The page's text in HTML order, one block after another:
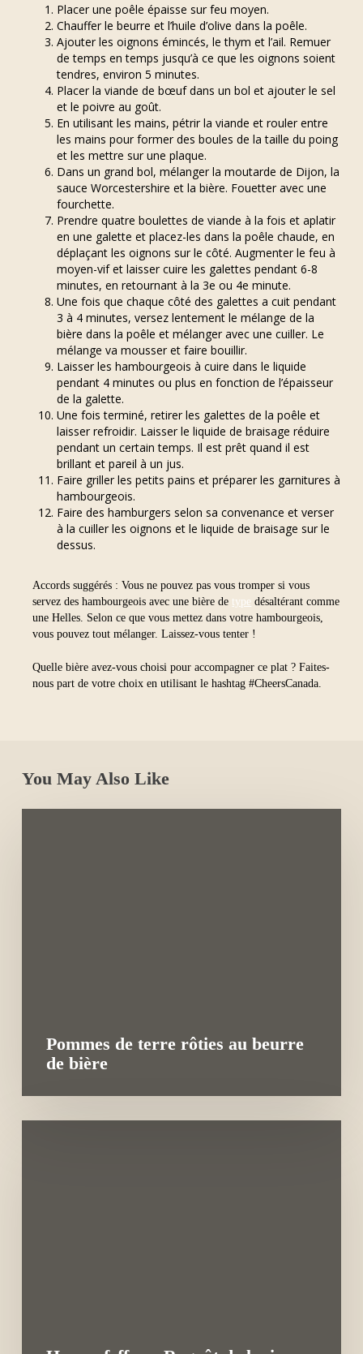
Placer une poêle épaisse sur feu moyen.
Chauffer le beurre et l’huile d’olive dans la poêle.
Ajouter les oignons émincés, le thym et l’ail. Remuer
de temps en temps jusqu’à ce que les oignons soient
tendres, environ 5 minutes.
Placer la viande de bœuf dans un bol et ajouter le sel
et le poivre au goût.
En utilisant les mains, pétrir la viande et rouler entre
les mains pour former des boules de la taille du poing
et les mettre sur une plaque.
Dans un grand bol, mélanger la moutarde de Dijon, la
sauce Worcestershire et la bière. Fouetter avec une
fourchette.
Prendre quatre boulettes de viande à la fois et aplatir
en une galette et placez-les dans la poêle chaude, en
déplaçant les oignons sur le côté. Augmenter le feu à
moyen-vif et laisser cuire les galettes pendant 6-8
minutes, en retournant à la 3e ou 4e minute.
Une fois que chaque côté des galettes a cuit pendant
3 à 4 minutes, versez lentement le mélange de la
bière dans la poêle et mélanger avec une cuiller. Le
mélange va mousser et faire bouillir.
Laisser les hambourgeois à cuire dans le liquide
pendant 4 minutes ou plus en fonction de l’épaisseur
de la galette.
Une fois terminé, retirer les galettes de la poêle et
laisser refroidir. Laisser le liquide de braisage réduire
pendant un certain temps. Il est prêt quand il est
brillant et pareil à un jus.
Faire griller les petits pains et préparer les garnitures à
hambourgeois.
Faire des hamburgers selon sa convenance et verser
à la cuiller les oignons et le liquide de braisage sur le
dessus.
Accords suggérés : Vous ne pouvez pas vous tromper si vous
servez des hambourgeois avec une bière de type désaltérant comme
une Helles. Selon ce que vous mettez dans votre hambourgeois,
vous pouvez tout mélanger. Laissez-vous tenter !
Quelle bière avez-vous choisi pour accompagner ce plat ? Faites-
nous part de votre choix en utilisant le hashtag #CheersCanada.
You May Also Like
Pommes de terre rôties au beurre
de bière